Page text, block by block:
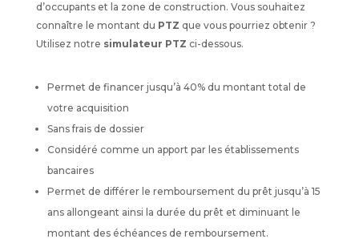
d’occupants et la zone de construction. Vous souhaitez
connaître le montant du PTZ que vous pourriez obtenir ?
Utilisez notre simulateur PTZ ci-dessous.
Permet de financer jusqu’à 40% du montant total de
votre acquisition
Sans frais de dossier
Considéré comme un apport par les établissements
bancaires
Permet de différer le remboursement du prêt jusqu’à 15
ans allongeant ainsi la durée du prêt et diminuant le
montant des échéances de remboursement.